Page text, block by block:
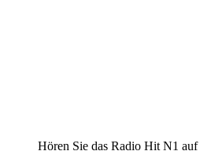
Hören Sie das Radio Hit N1